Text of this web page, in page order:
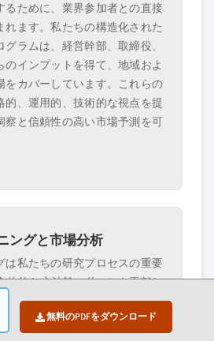
無料のPDFをダウンロード
イズを依頼する →
るために、業界参加者との直接
れます。私たちの構造化された
ラムは、経営幹部、取締役、
のインプットを得て、地域およ
をカバーしています。これらの
的、運用的、技術的な視点を提
察と信頼性の高い市場予測を可
ングと市場分析
は私たちの研究プロセスの重要
体的な方法論の約20%を貢献し
レーヤーの収益シェア分析を通
分析、業界トレンドの特定、マ